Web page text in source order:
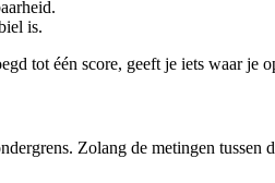
is.
tot één score, geeft je iets waar je
Zolang de metingen